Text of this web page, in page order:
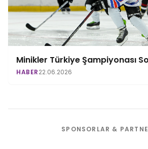
Minikler Türkiye Şampiyonası
HABER22.06.2026
SPONSORLAR &